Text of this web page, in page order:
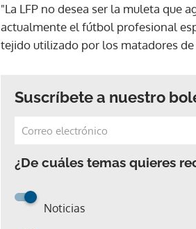
"La LFP no desea ser la muleta que
actualmente el fútbol profesional
tejido utilizado por los matadores
Suscríbete a nuestro
¿De cuáles temas quieres
Noticias